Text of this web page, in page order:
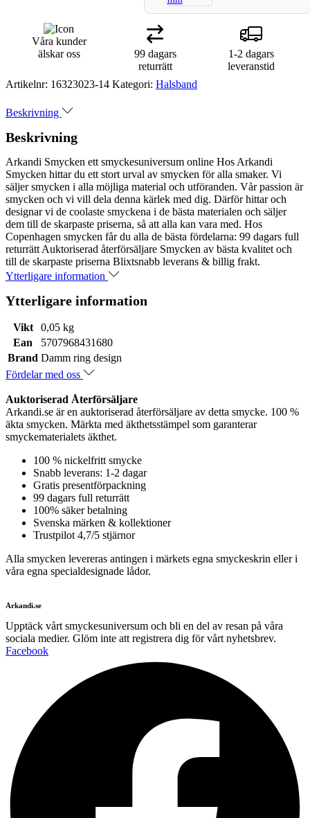
Våra kunder
älskar oss
99 dagars
returrätt
1-2 dagars
leveranstid
Artikelnr: 16323023-14 Kategori: Halsband
Beskrivning
Beskrivning
Arkandi Smycken ett smyckesuniversum online Hos Arkandi
Smycken hittar du ett stort urval av smycken för alla smaker. Vi
säljer smycken i alla möjliga material och utföranden. Vår passion är
smycken och vi vill dela denna kärlek med dig. Därför hittar och
designar vi de coolaste smyckena i de bästa materialen och säljer
dem till de skarpaste priserna, så att alla kan vara med. Hos
Copenhagen smycken får du alla de bästa fördelarna: 99 dagars full
returrätt Auktoriserad återförsäljare Smycken av bästa kvalitet och
till de skarpaste priserna Blixtsnabb leverans & billig frakt.
Ytterligare information
Ytterligare information
Vikt
0,05 kg
Ean
5707968431680
Brand Damm ring design
Fördelar med oss
Auktoriserad Återförsäljare
Arkandi.se är en auktoriserad återförsäljare av detta smycke. 100 %
äkta smycken. Märkta med äkthetsstämpel som garanterar
smyckematerialets äkthet.
100 % nickelfritt smycke
Snabb leverans: 1-2 dagar
Gratis presentförpackning
99 dagars full returrätt
100% säker betalning
Svenska märken & kollektioner
Trustpilot 4,7/5 stjärnor
Alla smycken levereras antingen i märkets egna smyckeskrin eller i
våra egna specialdesignade lådor.
Arkandi.se
Upptäck vårt smyckesuniversum och bli en del av resan på våra
sociala medier. Glöm inte att registrera dig för vårt nyhetsbrev.
Facebook